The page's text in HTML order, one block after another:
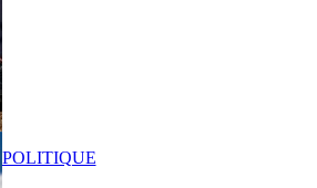
POLITIQUE